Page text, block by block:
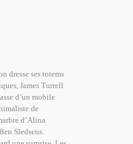
dresse ses totems
James Turrell
d’un mobile
de
d’Alina
Sledsens.